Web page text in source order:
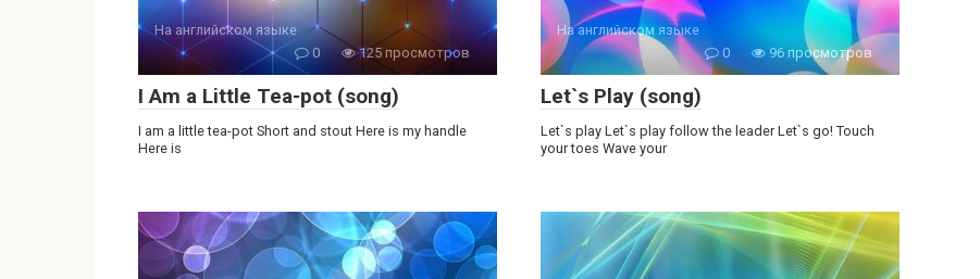
На английском языке
0
125 просмотров
I Am a Little Tea-pot (song)
I am a little tea-pot Short and stout Here is my handle
Here is
На английском языке
0
96 просмотров
Let`s Play (song)
Let`s play Let`s play follow the leader Let`s go! Touch
your toes Wave your